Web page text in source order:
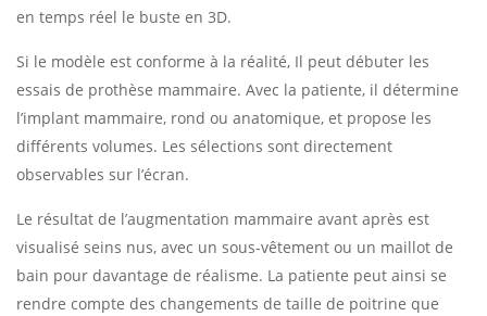
en temps réel le buste en 3D.
Si le modèle est conforme à la réalité, Il peut débuter les
essais de prothèse mammaire. Avec la patiente, il détermine
l’implant mammaire, rond ou anatomique, et propose les
différents volumes. Les sélections sont directement
observables sur l’écran.
Le résultat de l’augmentation mammaire avant après est
visualisé seins nus, avec un sous-vêtement ou un maillot de
bain pour davantage de réalisme. La patiente peut ainsi se
rendre compte des changements de taille de poitrine que